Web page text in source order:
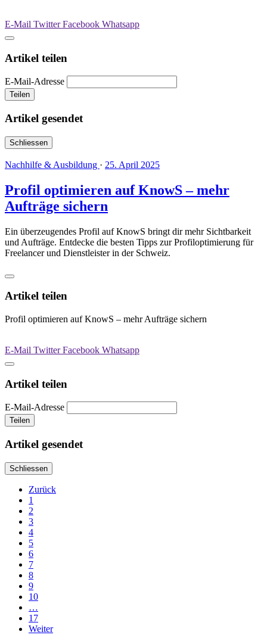
E-Mail TwitterFacebook Whatsapp
Artikel teilen
E-Mail-Adresse
Teilen
Artikel gesendet
Schliessen
Nachhilfe & Ausbildung · 25. April 2025
Profil optimieren auf KnowS – mehr
Aufträge sichern
Ein überzeugendes Profil auf KnowS bringt dir mehr Sichtbarkeit
und Aufträge. Entdecke die besten Tipps zur Profiloptimierung für
Freelancer und Dienstleister in der Schweiz.
Artikel teilen
Profil optimieren auf KnowS – mehr Aufträge sichern
E-Mail TwitterFacebook Whatsapp
Artikel teilen
E-Mail-Adresse
Teilen
Artikel gesendet
Schliessen
Zurück
1
2
3
4
5
6
7
8
9
10
…
17
Weiter